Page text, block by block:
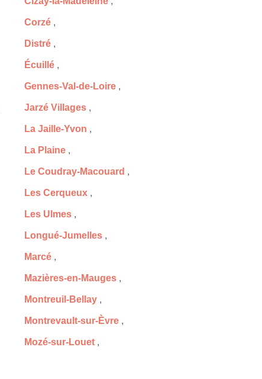
Corzé ,
Distré ,
Écuillé ,
Gennes-Val-de-Loire ,
Jarzé Villages ,
La Jaille-Yvon ,
La Plaine ,
Le Coudray-Macouard ,
Les Cerqueux ,
Les Ulmes ,
Longué-Jumelles ,
Marcé ,
Mazières-en-Mauges ,
Montreuil-Bellay ,
Montrevault-sur-Èvre ,
Mozé-sur-Louet ,